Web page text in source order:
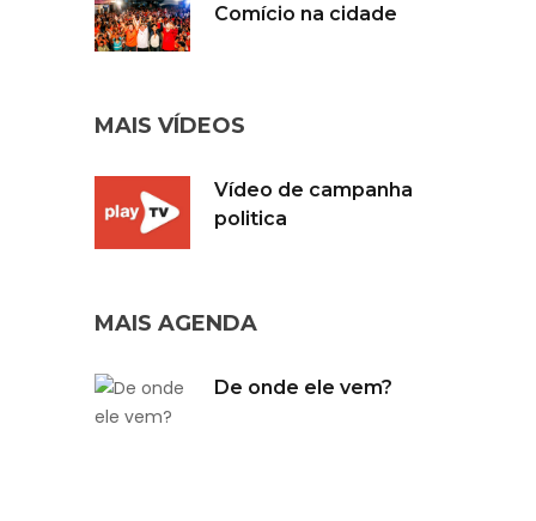
Comício na cidade
MAIS VÍDEOS
Vídeo de campanha
politica
MAIS AGENDA
De onde ele vem?